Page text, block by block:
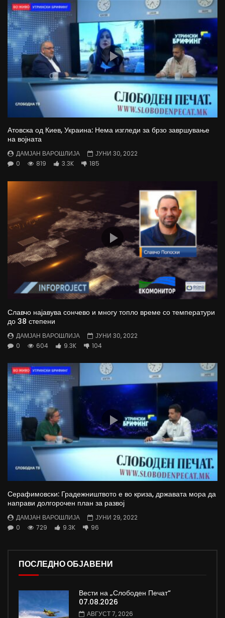
Атовска од Киев, Украина: Нема изгледи за брзо завршување
на војната
ДАМЈАН ВАРОШЛИЈА
ЈУНИ 30, 2022
0
819 3.3K 185
Славчо најавува сончево и многу топло време со температури
до 38 степени
ДАМЈАН ВАРОШЛИЈА
ЈУНИ 30, 2022
0
604 9.3K 104
Серафимовски: Градежништвото е во криза, државата мора да
направи долгорочен план за развој
ДАМЈАН ВАРОШЛИЈА
ЈУНИ 29, 2022
0
729 9.3K 96
ПОСЛЕДНО ОБЈАВЕНИ
Вести на „Слободен Печат“
07.08.2026
АВГУСТ 7, 2026